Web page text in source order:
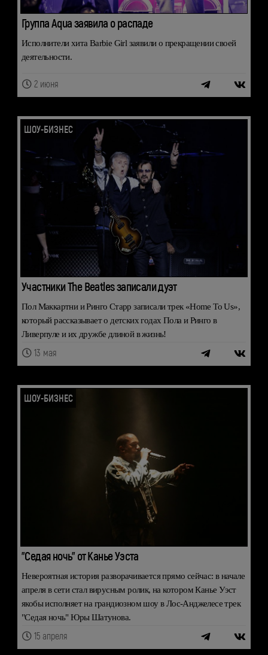
Группа Aqua заявила о распаде
Исполнители хита Barbie Girl заявили о прекращении своей
деятельности.
2 июня
ШОУ-БИЗНЕС
Участники The Beatles записали дуэт
Пол Маккартни и Ринго Старр записали трек «Home To Us»,
который рассказывает о детских годах Пола и Ринго в
Ливерпуле и их дружбе длиной в жизнь!
13 мая
ШОУ-БИЗНЕС
"Седая ночь" от Канье Уэста
Невероятная история разворачивается прямо сейчас: в начале
апреля в сети стал вирусным ролик, на котором Канье Уэст
якобы исполняет на грандиозном шоу в Лос-Анджелесе трек
"Седая ночь" Юры Шатунова.
15 апреля